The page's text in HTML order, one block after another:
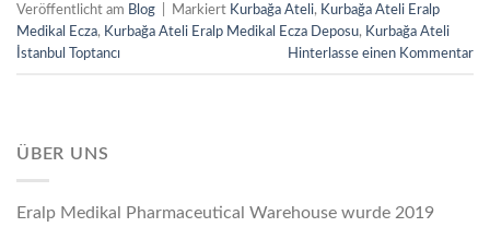
Veröffentlicht am Blog Markiert Kurbağa Ateli, Kurbağa Ateli Eralp
Medikal Ecza, Kurbağa Ateli Eralp Medikal Ecza Deposu, Kurbağa Ateli
İstanbul Toptancı
Hinterlasse einen Kommentar
ÜBER UNS
Eralp Medikal Pharmaceutical Warehouse wurde 2019